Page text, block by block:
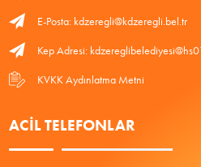
E-Posta: kdzeregli@kdzeregli.bel.tr
Kep Adresi:
KVKK Aydınlatma Metni
ACIL TELEFONLAR